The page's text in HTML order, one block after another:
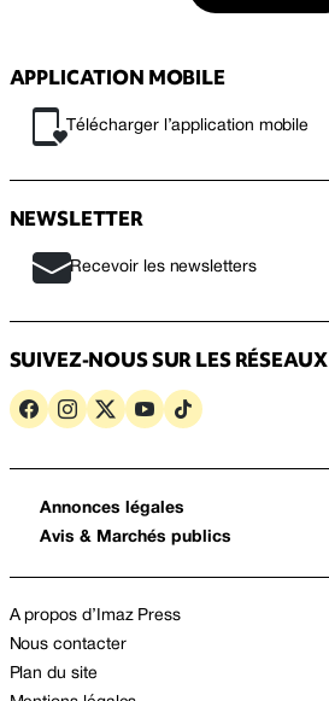
APPLICATION MOBILE
Télécharger l’application mobile
NEWSLETTER
Recevoir les newsletters
SUIVEZ-NOUS SUR LES RÉSEAUX
Annonces légales
Avis & Marchés publics
A propos d’Imaz Press
Nous contacter
Plan du site